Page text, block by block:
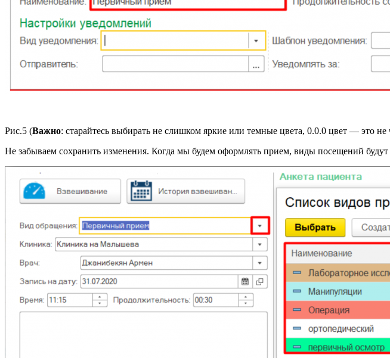
Рис.5 (Важно: старайтесь выбирать не слишком яркие или темные цвета, 0.0.0 цвет — это не
Не забываем сохранить изменения. Когда мы будем оформлять прием, виды посещений будут